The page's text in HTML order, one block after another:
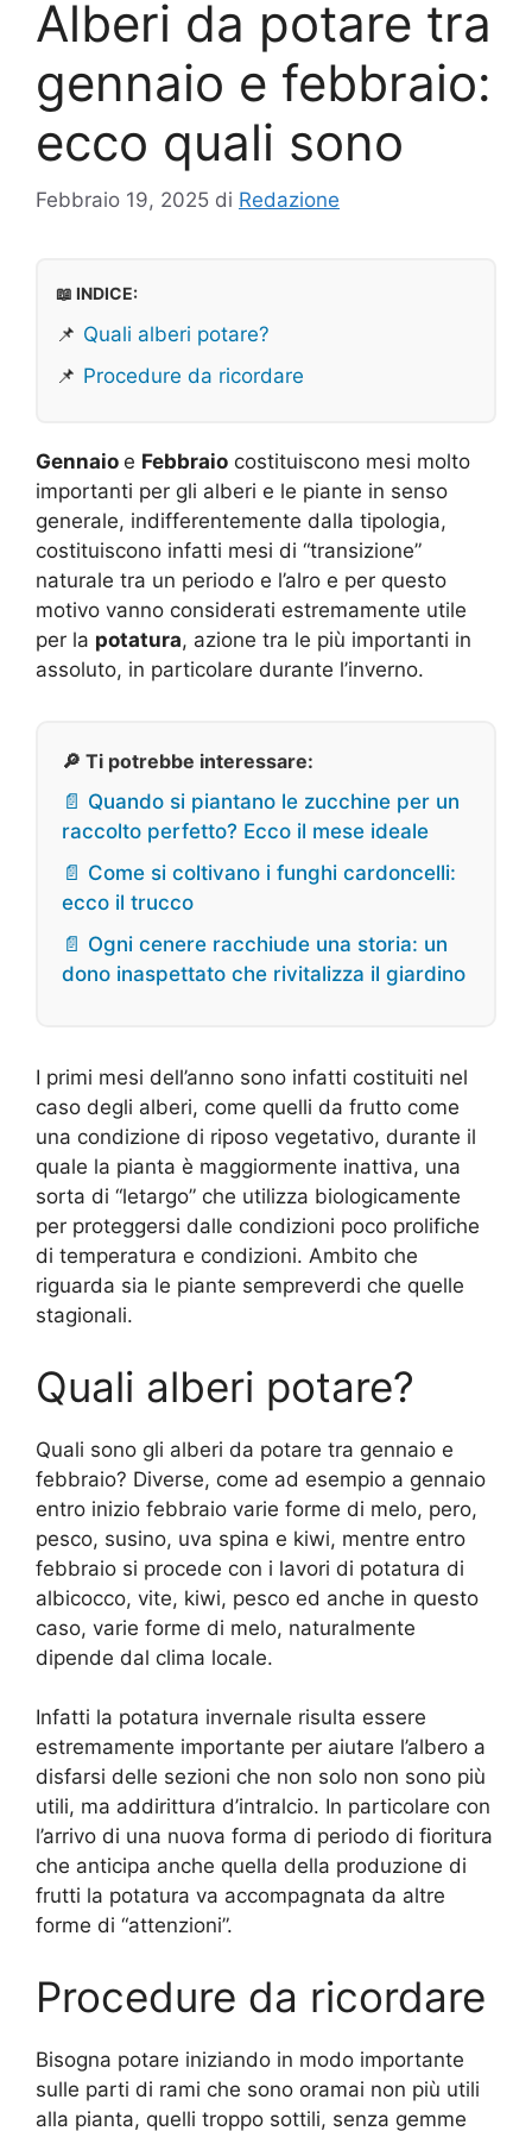
Alberi da potare tra
gennaio e febbraio:
ecco quali sono
Febbraio 19, 2025 di Redazione
📖 INDICE:
📌 Quali alberi potare?
📌 Procedure da ricordare
Gennaio e Febbraio costituiscono mesi molto
importanti per gli alberi e le piante in senso
generale, indifferentemente dalla tipologia,
costituiscono infatti mesi di “transizione”
naturale tra un periodo e l’alro e per questo
motivo vanno considerati estremamente utile
per la potatura, azione tra le più importanti in
assoluto, in particolare durante l’inverno.
🔎 Ti potrebbe interessare:
📄 Quando si piantano le zucchine per un
raccolto perfetto? Ecco il mese ideale
📄 Come si coltivano i funghi cardoncelli:
ecco il trucco
📄 Ogni cenere racchiude una storia: un
dono inaspettato che rivitalizza il giardino
I primi mesi dell’anno sono infatti costituiti nel
caso degli alberi, come quelli da frutto come
una condizione di riposo vegetativo, durante il
quale la pianta è maggiormente inattiva, una
sorta di “letargo” che utilizza biologicamente
per proteggersi dalle condizioni poco prolifiche
di temperatura e condizioni. Ambito che
riguarda sia le piante sempreverdi che quelle
stagionali.
Quali alberi potare?
Quali sono gli alberi da potare tra gennaio e
febbraio? Diverse, come ad esempio a gennaio
entro inizio febbraio varie forme di melo, pero,
pesco, susino, uva spina e kiwi, mentre entro
febbraio si procede con i lavori di potatura di
albicocco, vite, kiwi, pesco ed anche in questo
caso, varie forme di melo, naturalmente
dipende dal clima locale.
Infatti la potatura invernale risulta essere
estremamente importante per aiutare l’albero a
disfarsi delle sezioni che non solo non sono più
utili, ma addirittura d’intralcio. In particolare con
l’arrivo di una nuova forma di periodo di fioritura
che anticipa anche quella della produzione di
frutti la potatura va accompagnata da altre
forme di “attenzioni”.
Procedure da ricordare
Bisogna potare iniziando in modo importante
sulle parti di rami che sono oramai non più utili
alla pianta, quelli troppo sottili, senza gemme